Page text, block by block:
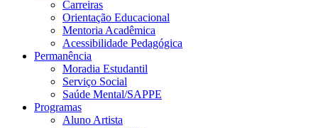
Carreiras
Orientação Educacional
Mentoria Acadêmica
Acessibilidade Pedagógica
Permanência
Moradia Estudantil
Serviço Social
Saúde Mental/SAPPE
Programas
Aluno Artista